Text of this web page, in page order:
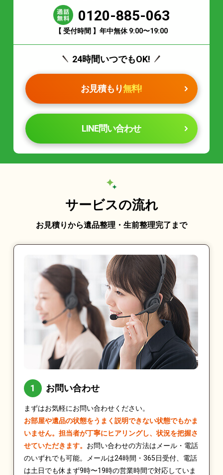
0120-885-063
【 受付時間 】年中無休 9:00〜19:00
24時間いつでもOK!
お見積もり無料!
LINE問い合わせ
サービスの流れ
お見積りから遺品整理・生前整理完了まで
お問い合わせ
まずはお気軽にお問い合わせください。
お部屋や遺品の状態をうまく説明できない状態でもかま
いません。担当者が丁寧にヒアリングし、状況を把握さ
せていただきます。 お問い合わせの方法はメール・電話
のいずれでも可能。メールは24時間・365日受付、電話
は土日でも休まず9時〜19時の営業時間で対応していま